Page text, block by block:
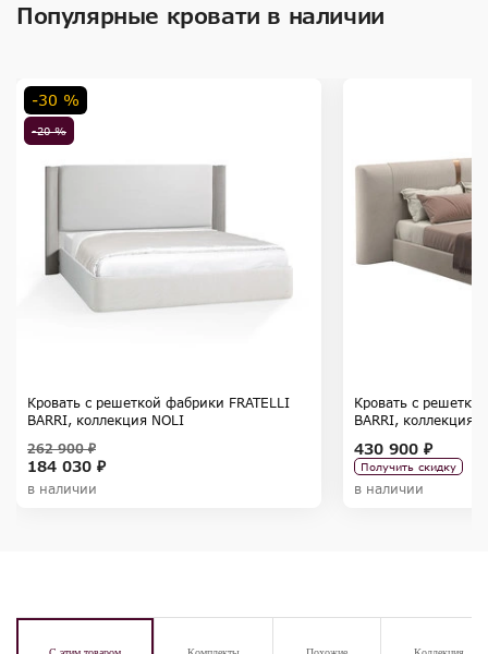
Популярные кровати в наличии
-20 %
-30 %
Кровать с решеткой фабрики FRATELLI
BARRI, коллекция NOLI
184 030 ₽
262 900 ₽
в наличии
Кровать с
BARRI, коллекция
430 900 ₽
Получить скидку
в наличии